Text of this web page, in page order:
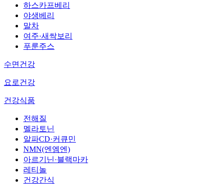
하스카프베리
야생베리
말차
여주·새싹보리
푸룬주스
수면건강
요로건강
건강식품
전해질
멜라토닌
알파CD·커큐민
NMN(엔엠엔)
아르기닌·블랙마카
레티놀
건강간식